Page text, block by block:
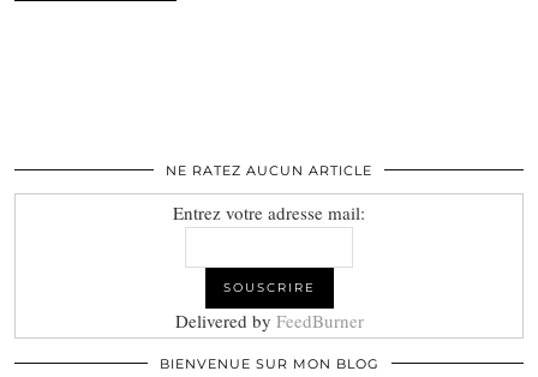
NE RATEZ AUCUN ARTICLE
Entrez votre adresse mail:
Delivered by FeedBurner
BIENVENUE SUR MON BLOG